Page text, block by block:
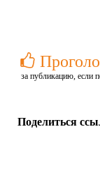
за публикацию, если
Поделиться